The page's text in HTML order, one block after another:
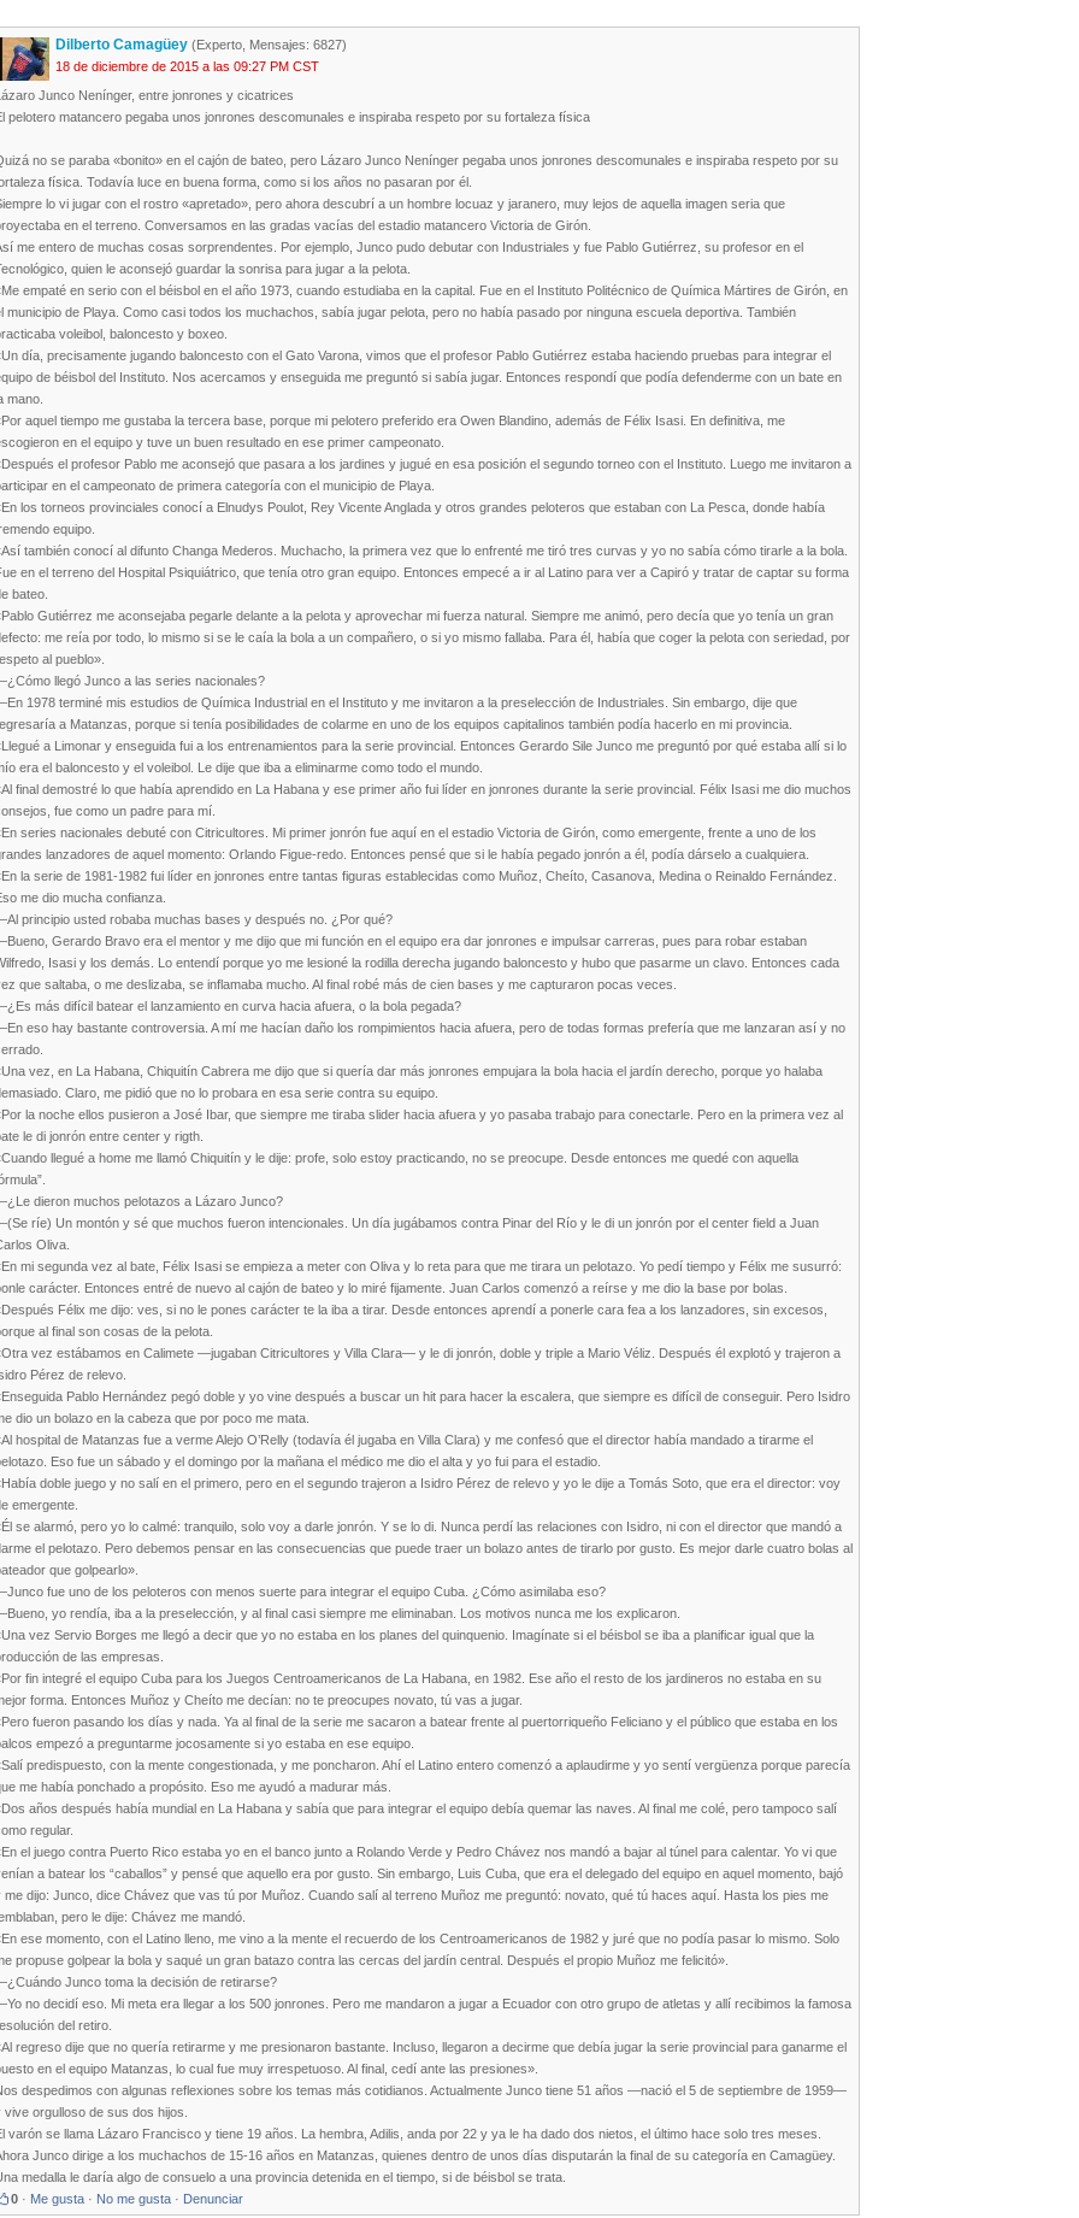
Dilberto Camagüey (Experto, Mensajes: 6827)
18 de diciembre de 2015 a las 09:27 PM CST
Junco Nenínger, entre jonrones y cicatrices
pelotero matancero pegaba unos jonrones descomunales e inspiraba respeto por su fortaleza física
no se paraba «bonito» en el cajón de bateo, pero Lázaro Junco Nenínger pegaba unos jonrones descomunales e inspiraba respeto por su
física. Todavía luce en buena forma, como si los años no pasaran por él.
lo vi jugar con el rostro «apretado», pero ahora descubrí a un hombre locuaz y jaranero, muy lejos de aquella imagen seria que
en el terreno. Conversamos en las gradas vacías del estadio matancero Victoria de Girón.
me entero de muchas cosas sorprendentes. Por ejemplo, Junco pudo debutar con Industriales y fue Pablo Gutiérrez, su profesor en el
quien le aconsejó guardar la sonrisa para jugar a la pelota.
empaté en serio con el béisbol en el año 1973, cuando estudiaba en la capital. Fue en el Instituto Politécnico de Química Mártires de Girón, en
municipio de Playa. Como casi todos los muchachos, sabía jugar pelota, pero no había pasado por ninguna escuela deportiva. También
voleibol, baloncesto y boxeo.
día, precisamente jugando baloncesto con el Gato Varona, vimos que el profesor Pablo Gutiérrez estaba haciendo pruebas para integrar el
de béisbol del Instituto. Nos acercamos y enseguida me preguntó si sabía jugar. Entonces respondí que podía defenderme con un bate en
mano.
aquel tiempo me gustaba la tercera base, porque mi pelotero preferido era Owen Blandino, además de Félix Isasi. En definitiva, me
en el equipo y tuve un buen resultado en ese primer campeonato.
el profesor Pablo me aconsejó que pasara a los jardines y jugué en esa posición el segundo torneo con el Instituto. Luego me invitaron a
en el campeonato de primera categoría con el municipio de Playa.
los torneos provinciales conocí a Elnudys Poulot, Rey Vicente Anglada y otros grandes peloteros que estaban con La Pesca, donde había
equipo.
también conocí al difunto Changa Mederos. Muchacho, la primera vez que lo enfrenté me tiró tres curvas y yo no sabía cómo tirarle a la bola.
en el terreno del Hospital Psiquiátrico, que tenía otro gran equipo. Entonces empecé a ir al Latino para ver a Capiró y tratar de captar su forma
bateo.
Gutiérrez me aconsejaba pegarle delante a la pelota y aprovechar mi fuerza natural. Siempre me animó, pero decía que yo tenía un gran
me reía por todo, lo mismo si se le caía la bola a un compañero, o si yo mismo fallaba. Para él, había que coger la pelota con seriedad, por
al pueblo».
llegó Junco a las series nacionales?
1978 terminé mis estudios de Química Industrial en el Instituto y me invitaron a la preselección de Industriales. Sin embargo, dije que
a Matanzas, porque si tenía posibilidades de colarme en uno de los equipos capitalinos también podía hacerlo en mi provincia.
a Limonar y enseguida fui a los entrenamientos para la serie provincial. Entonces Gerardo Sile Junco me preguntó por qué estaba allí si lo
era el baloncesto y el voleibol. Le dije que iba a eliminarme como todo el mundo.
final demostré lo que había aprendido en La Habana y ese primer año fui líder en jonrones durante la serie provincial. Félix Isasi me dio muchos
fue como un padre para mí.
series nacionales debuté con Citricultores. Mi primer jonrón fue aquí en el estadio Victoria de Girón, como emergente, frente a uno de los
lanzadores de aquel momento: Orlando Figue-redo. Entonces pensé que si le había pegado jonrón a él, podía dárselo a cualquiera.
la serie de 1981-1982 fui líder en jonrones entre tantas figuras establecidas como Muñoz, Cheíto, Casanova, Medina o Reinaldo Fernández.
me dio mucha confianza.
principio usted robaba muchas bases y después no. ¿Por qué?
Gerardo Bravo era el mentor y me dijo que mi función en el equipo era dar jonrones e impulsar carreras, pues para robar estaban
Isasi y los demás. Lo entendí porque yo me lesioné la rodilla derecha jugando baloncesto y hubo que pasarme un clavo. Entonces cada
que saltaba, o me deslizaba, se inflamaba mucho. Al final robé más de cien bases y me capturaron pocas veces.
más difícil batear el lanzamiento en curva hacia afuera, o la bola pegada?
eso hay bastante controversia. A mí me hacían daño los rompimientos hacia afuera, pero de todas formas prefería que me lanzaran así y no
vez, en La Habana, Chiquitín Cabrera me dijo que si quería dar más jonrones empujara la bola hacia el jardín derecho, porque yo halaba
Claro, me pidió que no lo probara en esa serie contra su equipo.
la noche ellos pusieron a José Ibar, que siempre me tiraba slider hacia afuera y yo pasaba trabajo para conectarle. Pero en la primera vez al
le di jonrón entre center y rigth.
llegué a home me llamó Chiquitín y le dije: profe, solo estoy practicando, no se preocupe. Desde entonces me quedé con aquella
dieron muchos pelotazos a Lázaro Junco?
ríe) Un montón y sé que muchos fueron intencionales. Un día jugábamos contra Pinar del Río y le di un jonrón por el center field a Juan
Oliva.
mi segunda vez al bate, Félix Isasi se empieza a meter con Oliva y lo reta para que me tirara un pelotazo. Yo pedí tiempo y Félix me susurró:
carácter. Entonces entré de nuevo al cajón de bateo y lo miré fijamente. Juan Carlos comenzó a reírse y me dio la base por bolas.
Félix me dijo: ves, si no le pones carácter te la iba a tirar. Desde entonces aprendí a ponerle cara fea a los lanzadores, sin excesos,
al final son cosas de la pelota.
vez estábamos en Calimete —jugaban Citricultores y Villa Clara— y le di jonrón, doble y triple a Mario Véliz. Después él explotó y trajeron a
Pérez de relevo.
Pablo Hernández pegó doble y yo vine después a buscar un hit para hacer la escalera, que siempre es difícil de conseguir. Pero Isidro
dio un bolazo en la cabeza que por poco me mata.
hospital de Matanzas fue a verme Alejo O’Relly (todavía él jugaba en Villa Clara) y me confesó que el director había mandado a tirarme el
Eso fue un sábado y el domingo por la mañana el médico me dio el alta y yo fui para el estadio.
doble juego y no salí en el primero, pero en el segundo trajeron a Isidro Pérez de relevo y yo le dije a Tomás Soto, que era el director: voy
emergente.
se alarmó, pero yo lo calmé: tranquilo, solo voy a darle jonrón. Y se lo di. Nunca perdí las relaciones con Isidro, ni con el director que mandó a
el pelotazo. Pero debemos pensar en las consecuencias que puede traer un bolazo antes de tirarlo por gusto. Es mejor darle cuatro bolas al
que golpearlo».
fue uno de los peloteros con menos suerte para integrar el equipo Cuba. ¿Cómo asimilaba eso?
yo rendía, iba a la preselección, y al final casi siempre me eliminaban. Los motivos nunca me los explicaron.
vez Servio Borges me llegó a decir que yo no estaba en los planes del quinquenio. Imagínate si el béisbol se iba a planificar igual que la
de las empresas.
fin integré el equipo Cuba para los Juegos Centroamericanos de La Habana, en 1982. Ese año el resto de los jardineros no estaba en su
forma. Entonces Muñoz y Cheíto me decían: no te preocupes novato, tú vas a jugar.
fueron pasando los días y nada. Ya al final de la serie me sacaron a batear frente al puertorriqueño Feliciano y el público que estaba en los
empezó a preguntarme jocosamente si yo estaba en ese equipo.
predispuesto, con la mente congestionada, y me poncharon. Ahí el Latino entero comenzó a aplaudirme y yo sentí vergüenza porque parecía
me había ponchado a propósito. Eso me ayudó a madurar más.
años después había mundial en La Habana y sabía que para integrar el equipo debía quemar las naves. Al final me colé, pero tampoco salí
regular.
el juego contra Puerto Rico estaba yo en el banco junto a Rolando Verde y Pedro Chávez nos mandó a bajar al túnel para calentar. Yo vi que
a batear los “caballos” y pensé que aquello era por gusto. Sin embargo, Luis Cuba, que era el delegado del equipo en aquel momento, bajó
me dijo: Junco, dice Chávez que vas tú por Muñoz. Cuando salí al terreno Muñoz me preguntó: novato, qué tú haces aquí. Hasta los pies me
pero le dije: Chávez me mandó.
ese momento, con el Latino lleno, me vino a la mente el recuerdo de los Centroamericanos de 1982 y juré que no podía pasar lo mismo. Solo
propuse golpear la bola y saqué un gran batazo contra las cercas del jardín central. Después el propio Muñoz me felicitó».
Junco toma la decisión de retirarse?
no decidí eso. Mi meta era llegar a los 500 jonrones. Pero me mandaron a jugar a Ecuador con otro grupo de atletas y allí recibimos la famosa
del retiro.
regreso dije que no quería retirarme y me presionaron bastante. Incluso, llegaron a decirme que debía jugar la serie provincial para ganarme el
en el equipo Matanzas, lo cual fue muy irrespetuoso. Al final, cedí ante las presiones».
despedimos con algunas reflexiones sobre los temas más cotidianos. Actualmente Junco tiene 51 años —nació el 5 de septiembre de 1959—
vive orgulloso de sus dos hijos.
varón se llama Lázaro Francisco y tiene 19 años. La hembra, Adilis, anda por 22 y ya le ha dado dos nietos, el último hace solo tres meses.
Junco dirige a los muchachos de 15-16 años en Matanzas, quienes dentro de unos días disputarán la final de su categoría en Camagüey.
medalla le daría algo de consuelo a una provincia detenida en el tiempo, si de béisbol se trata.
0 · Me gusta · No me gusta · Denunciar